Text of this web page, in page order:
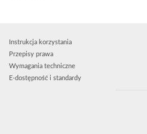
Instrukcja korzystania
Przepisy prawa
Wymagania techniczne
E-dostępność i standardy